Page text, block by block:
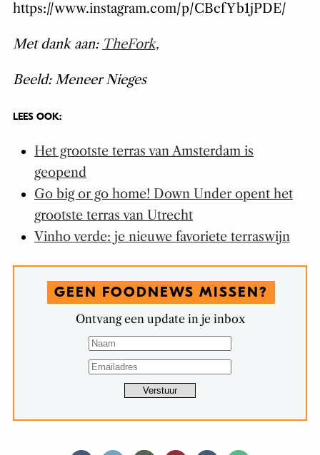
https://www.instagram.com/p/CBcfYb1jPDE/
Met dank aan: TheFork,
Beeld: Meneer Nieges
LEES OOK:
Het grootste terras van Amsterdam is
geopend
Go big or go home! Down Under opent het
grootste terras van Utrecht
Vinho verde: je nieuwe favoriete terraswijn
GEEN FOODNEWS MISSEN?
Ontvang een update in je inbox